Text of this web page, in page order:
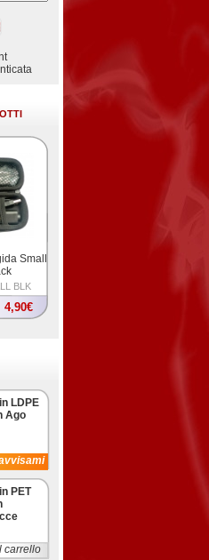
Small
BLK
4,90€
LDPE
Ago
PET
carrello